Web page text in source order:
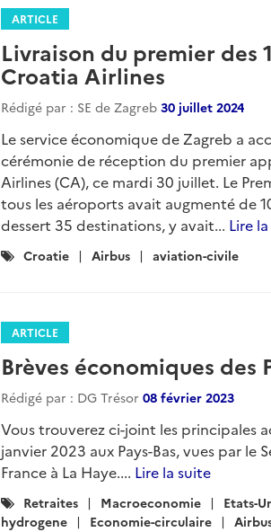
ARTICLE
Livraison du premier des
Croatia Airlines
Rédigé par : SE de Zagreb 30 juillet 2024
Le service économique de Zagreb a
cérémonie de réception du premier
Airlines (CA), ce mardi 30 juillet. Le
tous les aéroports avait augmenté de
dessert 35 destinations, y avait... Lire
Catégories
Croatie Airbus aviation-civile
ARTICLE
Brèves économiques des
Rédigé par : DG Trésor 08 février 2023
Vous trouverez ci-joint les principales
janvier 2023 aux Pays-Bas, vues par le
France à La Haye.... Lire la suite
Catégories
:
Retraites Macroeconomie Etats-
hydrogene
Economie-circulaire